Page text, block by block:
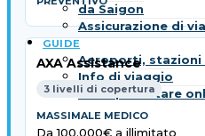
da Saigon
Assicurazione di
GUIDE
Aeroporti, stazioni
Info di viaggio
Dove prenotare
AXA Assistance
3 livelli di copertura
Da 100.000€ a illimitato